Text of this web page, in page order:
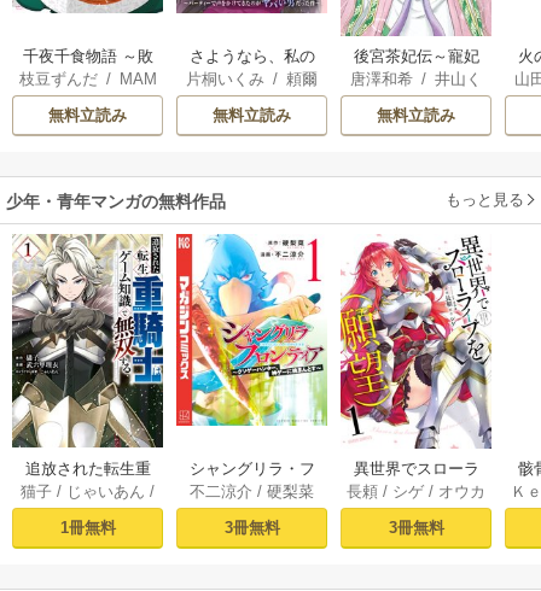
千夜千食物語 ～敗
国の姫ですが氷の
皇子殿下がどうも
溺愛してくれてい
枝豆ずんだ/ MAM
AKOTO / 鴉羽凛燈
無料立読み
さようなら、私の
冷遇生活 ～パーテ
ィーで声をかけて
きたのがヤバい男
片桐いくみ /頼爾
無料立読み
後宮茶妃伝～寵妃
は愛より茶が欲し
い～
唐澤和希 /井山く
らげ
無料立読み
火
人
山
少年・青年マンガの無料作品 もっと見る
追放された転生重
騎士はゲーム知識
で無双する（１）
猫子 / じゃいあん /
武六甲理衣
1冊無料
シャングリラ・フ
ロンティア（１）
～クソゲーハン
ター、神ゲーに挑
不二涼介 /硬梨菜
3冊無料
異世界でスローラ
イフを（願望） 1
長頼 / シゲ / オウカ
3冊無料
骸
異
Ｋ